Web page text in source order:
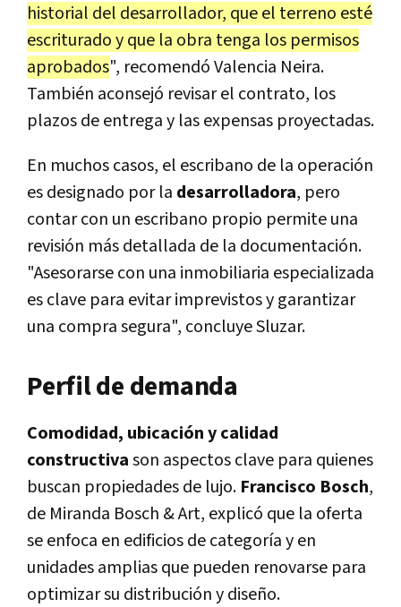
historial del desarrollador, que el terreno esté
escriturado y que la obra tenga los permisos
aprobados", recomendó Valencia Neira.
También aconsejó revisar el contrato, los
plazos de entrega y las expensas proyectadas.
En muchos casos, el escribano de la operación
es designado por la desarrolladora, pero
contar con un escribano propio permite una
revisión más detallada de la documentación.
"Asesorarse con una inmobiliaria especializada
es clave para evitar imprevistos y garantizar
una compra segura", concluye Sluzar.
Perfil de demanda
Comodidad, ubicación y calidad
constructivason aspectos clave para quienes
buscan propiedades de lujo. Francisco Bosch,
de Miranda Bosch & Art, explicó que la oferta
se enfoca en edificios de categoría y en
unidades amplias que pueden renovarse para
optimizar su distribución y diseño.